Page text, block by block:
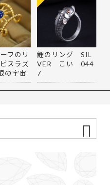
フのリ
スラズ
の宇宙
鯉のリング SIL
VER こい 044
7